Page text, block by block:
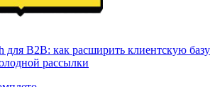
для B2B: как расширить клиентскую базу
рассылки